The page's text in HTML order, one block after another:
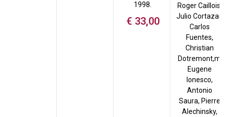
1998.
€ 33,00
Roger Caillois,
Julio Cortazar,
Carlos
Fuentes,
Christian
Dotremont,m
Eugene
Ionesco,
Antonio
Saura, Pierre
Alechinsky,